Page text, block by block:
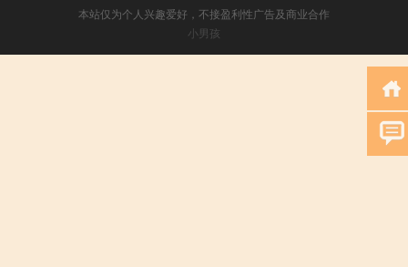
本站仅为个人兴趣爱好，不接盈利性广告及商业合作
小男孩